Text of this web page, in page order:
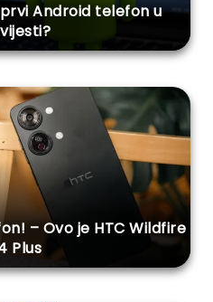
Android telefon u
– Ovo je HTC Wildfire
Plus